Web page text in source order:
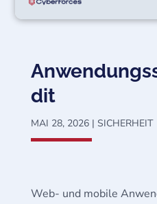
dit
MAI 28, 2026| SICHERHEIT
Web- und mobile